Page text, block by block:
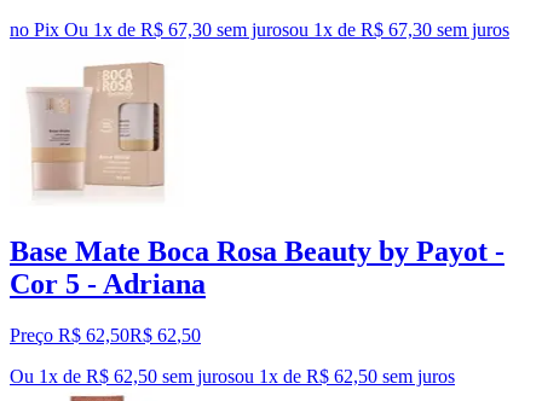
no Pix Ou 1x de R$ 67,30 sem jurosou 1x de R$ 67,30 sem juros
Base Mate Boca Rosa Beauty by Payot -
Cor 5 - Adriana
Preço R$ 62,50R$ 62,50
Ou 1x de R$ 62,50 sem jurosou 1x de R$ 62,50 sem juros